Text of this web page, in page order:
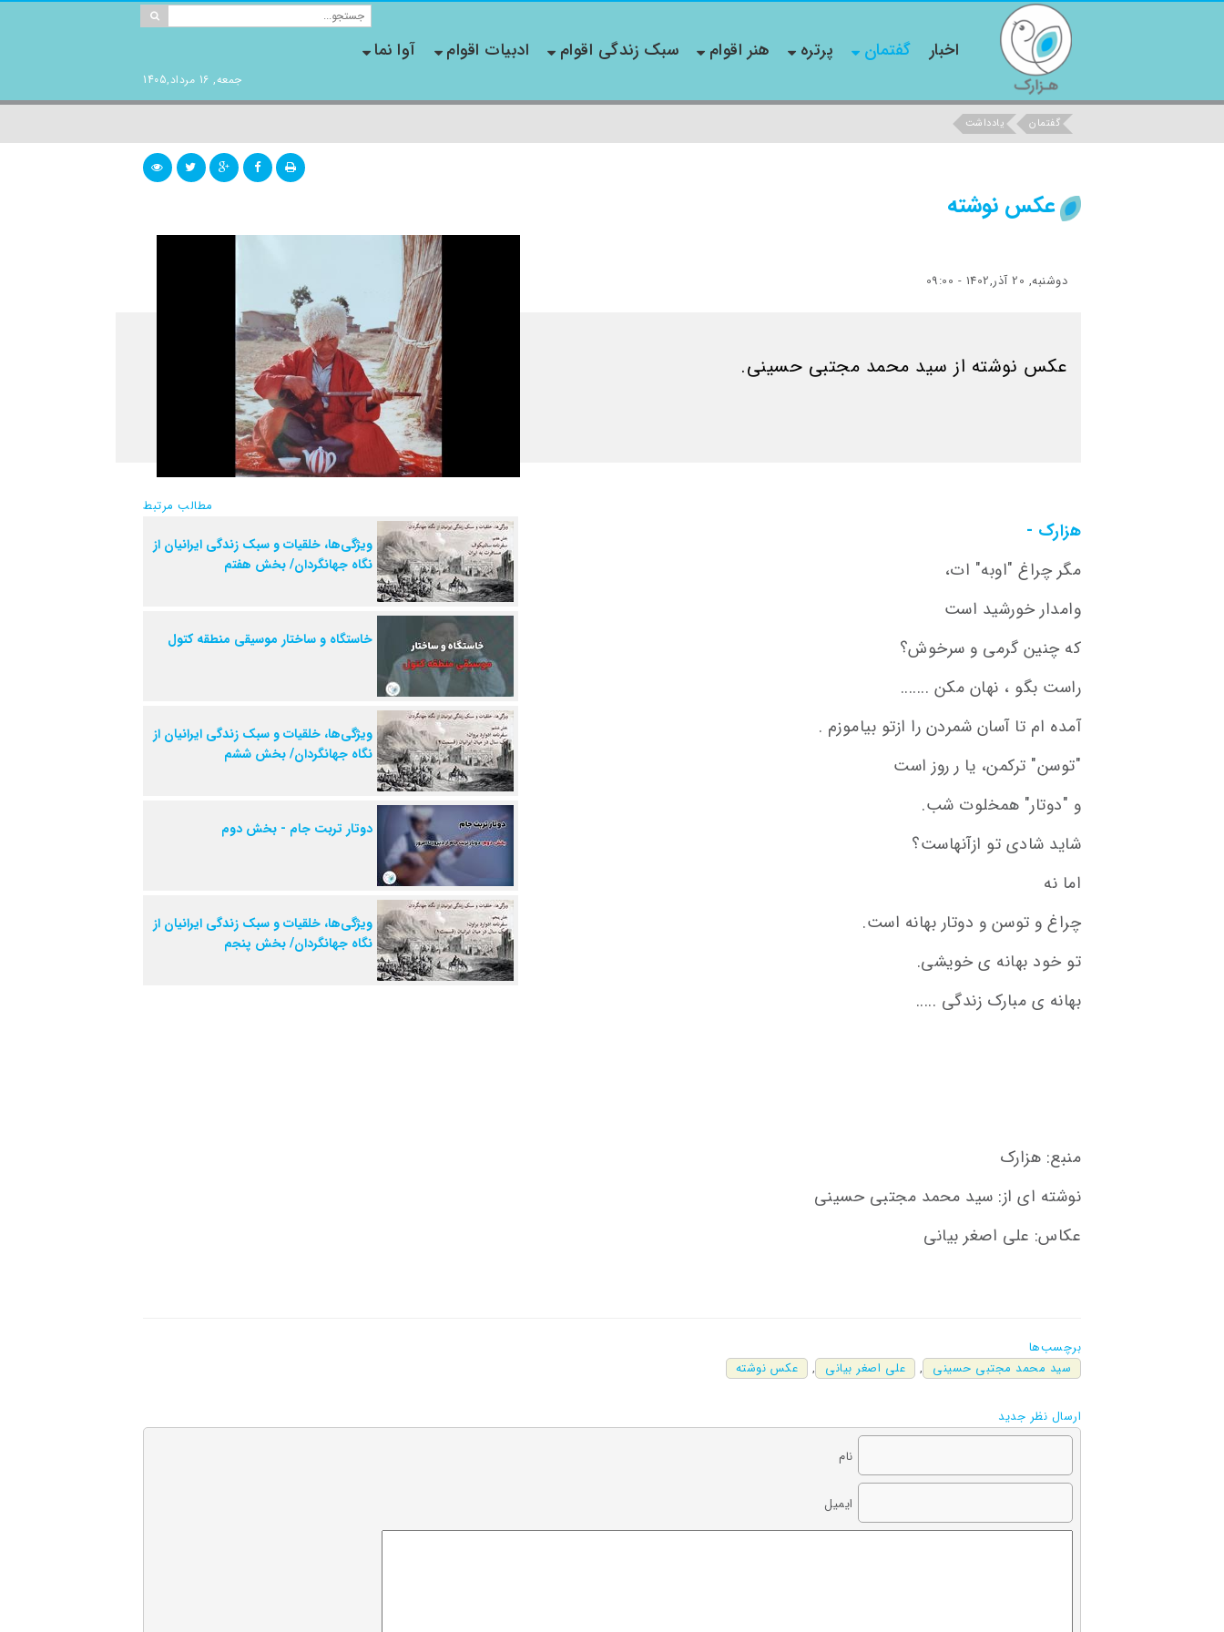
جمعه, 16 مرداد,1405
اخبار گفتمان پرتره هنر اقوام سبک زندگی اقوام ادبیات اقوام آوا نما
گفتمان یادداشت
عکس نوشته
دوشنبه, 20 آذر,1402 - 09:00
عکس نوشته از سید محمد مجتبی حسینی.
هزارک -
مگر چراغ "اوبه" ات،
وامدار خورشید است
که چنین گرمی و سرخوش؟
راست بگو ، نهان مکن .......
آمده ام تا آسان شمردن را ازتو بیاموزم .
"توسن" ترکمن، یا ر روز است
و "دوتار" همخلوت شب.
شاید شادی تو ازآنهاست؟
اما نه
چراغ و توسن و دوتار بهانه است.
تو خود بهانه ی خویشی.
بهانه ی مبارک زندگی .....
منبع: هزارک
نوشته ای از: سید محمد مجتبی حسینی
عکاس: علی اصغر بیانی
مطالب مرتبط
ویژگی‌ها، خلقیات و سبک زندگی ایرانیان از
نگاه جهانگردان/ بخش هفتم
خاستگاه و ساختار موسیقی منطقه کتول
ویژگی‌ها، خلقیات و سبک زندگی ایرانیان از
نگاه جهانگردان/ بخش ششم
دوتار تربت جام - بخش دوم
ویژگی‌ها، خلقیات و سبک زندگی ایرانیان از
نگاه جهانگردان/ بخش پنجم
برچسب‌ها
سید محمد مجتبی حسینی
, علی اصغر بیانی , عکس نوشته
ارسال نظر جدید
نام
ایمیل